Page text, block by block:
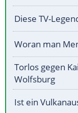
Diese TV-
Woran man
Torlos gegen
Wolfsburg
Ist ein